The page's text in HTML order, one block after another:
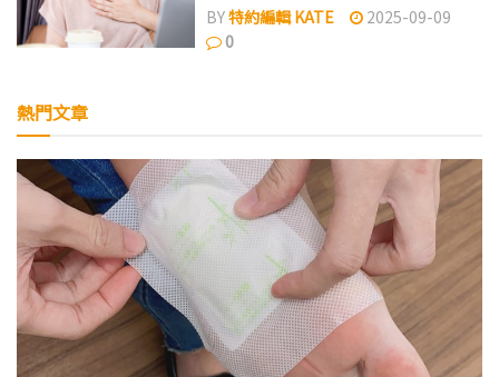
BY特約編輯 KATE
2025-09-09
0
熱門文章